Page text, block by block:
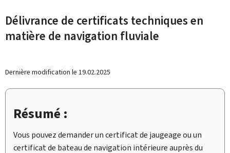
actif
Délivrance de certificats techniques en
matière de navigation fluviale
Dernière modification le 19.02.2025
Résumé :
Vous pouvez demander un certificat de jaugeage ou un
certificat de bateau de navigation intérieure auprès du